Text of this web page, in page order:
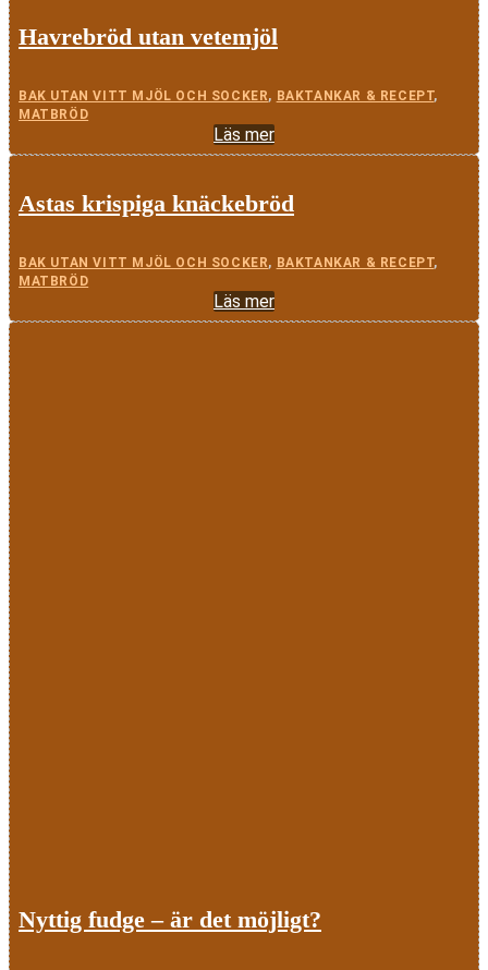
Havrebröd utan vetemjöl
BAK UTAN VITT MJÖL OCH SOCKER, BAKTANKAR & RECEPT,
MATBRÖD
Läs mer
Astas krispiga knäckebröd
BAK UTAN VITT MJÖL OCH SOCKER, BAKTANKAR & RECEPT,
MATBRÖD
Läs mer
Nyttig fudge – är det möjligt?